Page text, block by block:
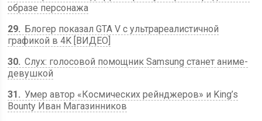
образе персонажа
29
Блогер показал GTA V с ультрареалистичной
графикой в 4K [ВИДЕО]
30 Слух: голосовой помощник Samsung станет аниме-
девушкой
31
Умер автор «Космических рейнджеров» и King’s
Bounty Иван Магазинников